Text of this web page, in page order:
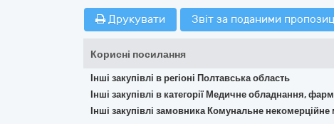
Друкувати Звіт за поданими
Корисні посилання
Інші закупівлі в регіоні Полтавська область
Інші закупівлі в категорії Медичне обладнання,
Інші закупівлі замовника Комунальне